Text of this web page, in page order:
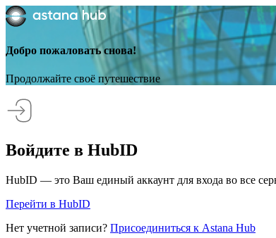
Добро пожаловать снова!
Продолжайте своё путешествие
Войдите в HubID
HubID — это Ваш единый аккаунт для входа во все
Перейти в HubID
Нет учетной записи? Присоединиться к Astana Hub